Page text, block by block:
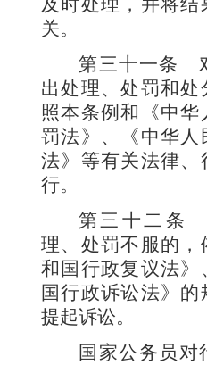
关。
第三十一条
出处理、处罚和
照本条例和《中
罚法》、《中华人
法》等有关法律、
行。
第三十二条
理、处罚不服的，
和国行政复议法》
国行政诉讼法》
提起诉讼。
国家公务员对